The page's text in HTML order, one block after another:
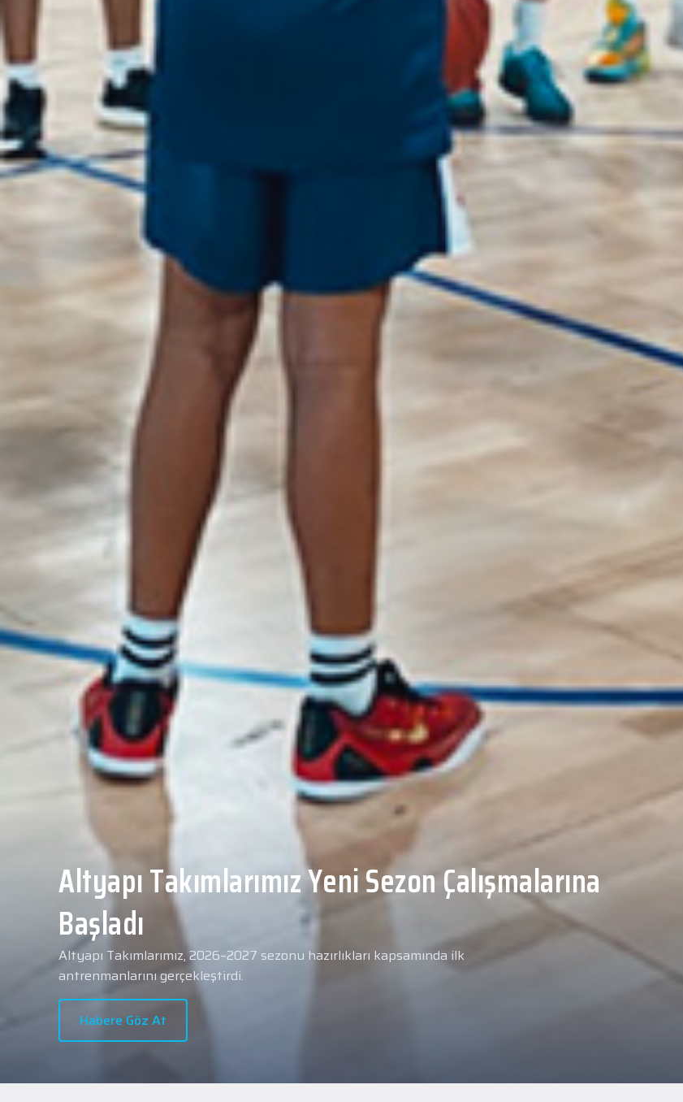
Yeni transferimiz Collin Malcolm, Anadolu Sağlık
Merkezi Hastanesi'nde sağlık kontrolünden
geçti.
2026 - 2027 sezonu öncesindeki transfer çalışmalarımız kapsamında yeni
transferlerimizden Collin Malcolm, bugün partnerimiz Anadolu Sağlık Merkezi
Hastanesi'nde kapsamlı sağlık kontrollerinden geçti.
Habere Göz At